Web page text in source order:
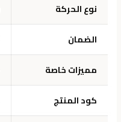
نوع الحركة
الضمان
مميزات خاصة
كود المنتج